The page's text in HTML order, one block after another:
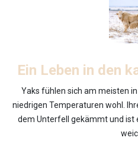
Ein Leben in den
Yaks fühlen sich am meisten
niedrigen Temperaturen wohl.
dem Unterfell gekämmt und ist